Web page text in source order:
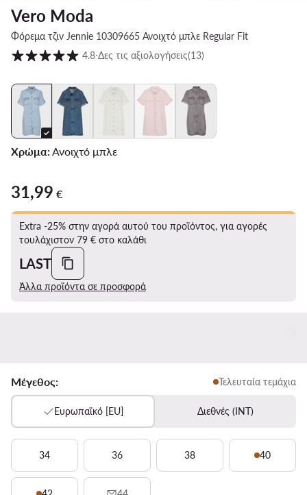
Vero Moda
Φόρεμα τζιν Jennie 10309665 Ανοιχτό μπλε Regular Fit
Βαθμολογία πελατών σε κλίμακα 1 έως 5
4.8⋅Δες τις αξιολογήσεις(13)
Χρώμα: Ανοιχτό μπλε
31,99 €
31,99 €
Extra -25% στην αγορά αυτού του προϊόντος, για αγορές
τουλάχιστον 79 € στο καλάθι
LAST
Άλλα προϊόντα σε προσφορά
Μέγεθος: Τελευταία τεμάχια
Ευρωπαϊκό [EU] Διεθνές (INT)
34 36 38 40